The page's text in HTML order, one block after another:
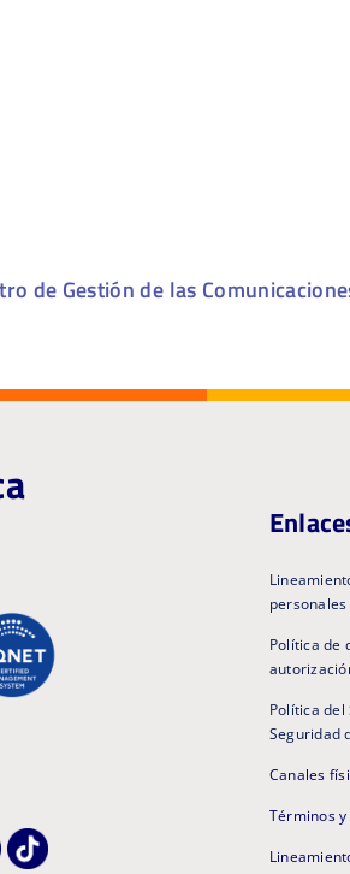
de Gestión de las
personales
Política de
Política del
Seguridad
Canales
Términos